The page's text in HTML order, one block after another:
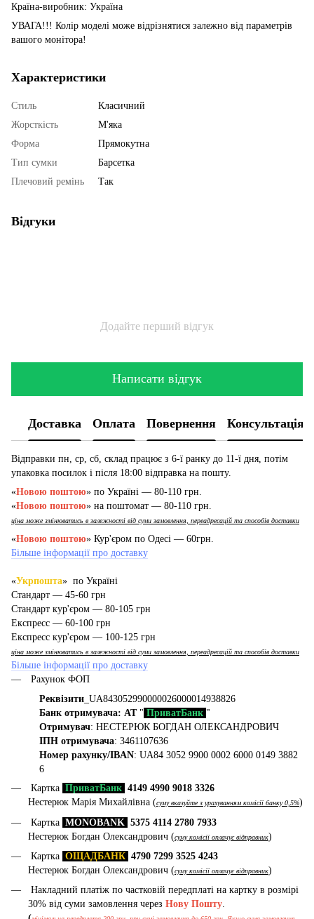
Країна-виробник: Україна
УВАГА!!! Колір моделі може відрізнятися залежно від параметрів
вашого монітора!
Характеристики
Стиль
Класичний
Жорсткість
М'яка
Форма
Прямокутна
Тип сумки
Барсетка
Плечовий ремінь
Так
Відгуки
Додайте перший відгук
Написати відгук
Доставка Оплата Повернення Консультація
Відправки пн, ср, сб, склад працює з 6-ї ранку до 11-ї дня, потім
упаковка посилок і після 18:00 відправка на пошту.
«Новою поштою» по Україні — 80-110 грн.
«Новою поштою» на поштомат — 80-110 грн.
ціна може змінюватись в залежності від суми замовлення, переадресацій та способів доставки
«Новою поштою» Кур'єром по Одесі — 60грн.
Більше інформації про доставку
«Укрпошта» по Україні
Стандарт — 45-60 грн
Стандарт кур'єром — 80-105 грн
Експресс — 60-100 грн
Експресс кур'єром — 100-125 грн
ціна може змінюватись в залежності від суми замовлення, переадресацій та способів доставки
Більше інформації про доставку
Рахунок ФОП
Реквізити _UA843052990000026000014938826
Банк отримувача: АТ" ПриватБанк "
Отримувач: НЕСТЕРЮК БОГДАН ОЛЕКСАНДРОВИЧ
ІПН отримувача: 3461107636
Номер рахунку/IBAN: UA84 3052 9900 0002 6000 0149 3882
6
Картка ПриватБанк 4149 4990 9018 3326
Нестерюк Марія Михайлівна (суму вказуйте з урахуванням комісії банку 0,5%)
Картка MONOBANK 5375 4114 2780 7933
Нестерюк Богдан Олександрович (суму комісії оплачує відправник)
Картка ОЩАДБАНК 4790 7299 3525 4243
Нестерюк Богдан Олександрович (суму комісії оплачує відправник)
Накладний платіж по частковій передплаті на картку в розмірі
30% від суми замовлення через Нову Пошту.